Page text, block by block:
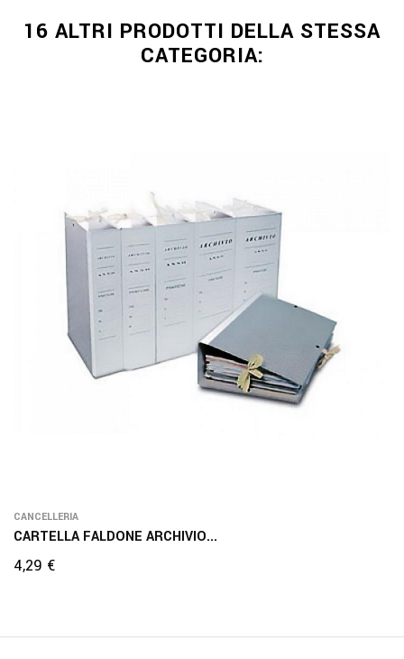
16 ALTRI PRODOTTI DELLA STESSA
CATEGORIA:
CANCELLERIA
CARTELLA FALDONE ARCHIVIO...
Prezzo
4,29 €